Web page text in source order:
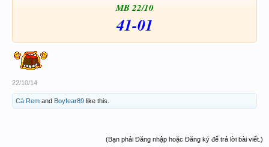
MB 22/10
41-01
22/10/14
Cà Rem and Boyfear89 like this.
(Bạn phải Đăng nhập hoặc Đăng ký để trả lời bài viết.)